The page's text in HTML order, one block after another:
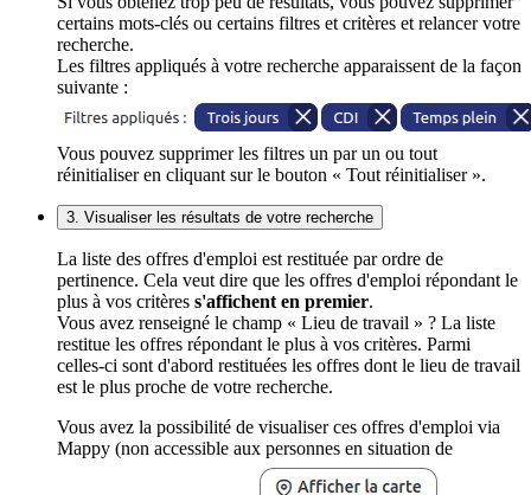
certains mots-clés ou certains filtres et critères et relancer votre
recherche.
Les filtres appliqués à votre recherche apparaissent de la façon
suivante :
Vous pouvez supprimer les filtres un par un ou tout
réinitialiser en cliquant sur le bouton « Tout réinitialiser ».
3. Visualiser les résultats de votre recherche
La liste des offres d'emploi est restituée par ordre de
pertinence. Cela veut dire que les offres d'emploi répondant le
plus à vos critères s'affichent en premier.
Vous avez renseigné le champ « Lieu de travail » ? La liste
restitue les offres répondant le plus à vos critères. Parmi
celles-ci sont d'abord restituées les offres dont le lieu de travail
est le plus proche de votre recherche.
Vous avez la possibilité de visualiser ces offres d'emploi via
Mappy (non accessible aux personnes en situation de